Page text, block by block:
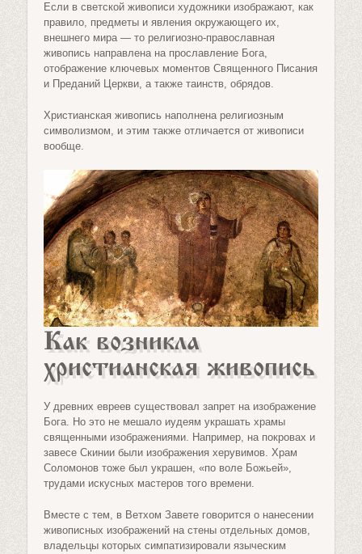
Если в светской живописи художники изображают, как
правило, предметы и явления окружающего их,
внешнего мира — то религиозно-православная
живопись направлена на прославление Бога,
отображение ключевых моментов Священного Писания
и Преданий Церкви, а также таинств, обрядов.
Христианская живопись наполнена религиозным
символизмом, и этим также отличается от живописи
вообще.
Как возникла
христианская живопись
У древних евреев существовал запрет на изображение
Бога. Но это не мешало иудеям украшать храмы
священными изображениями. Например, на покровах и
завесе Скинии были изображения херувимов. Храм
Соломонов тоже был украшен, «по воле Божьей»,
трудами искусных мастеров того времени.
Вместе с тем, в Ветхом Завете говорится о нанесении
живописных изображений на стены отдельных домов,
владельцы которых симпатизировали языческим